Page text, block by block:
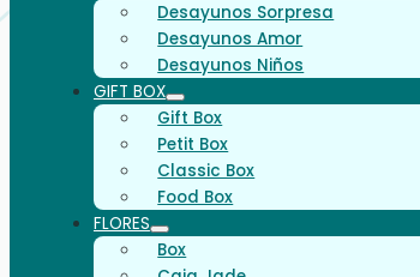
Desayunos Sorpresa
Desayunos Amor
Desayunos Niños
GIFT BOX
Gift Box
Petit Box
Classic Box
Food Box
FLORES
Box